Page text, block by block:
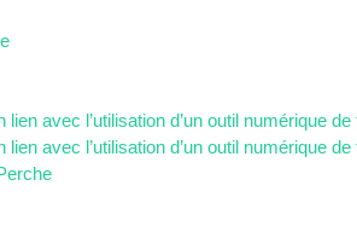
avec l’utilisation d’un outil numérique
avec l’utilisation d’un outil numérique